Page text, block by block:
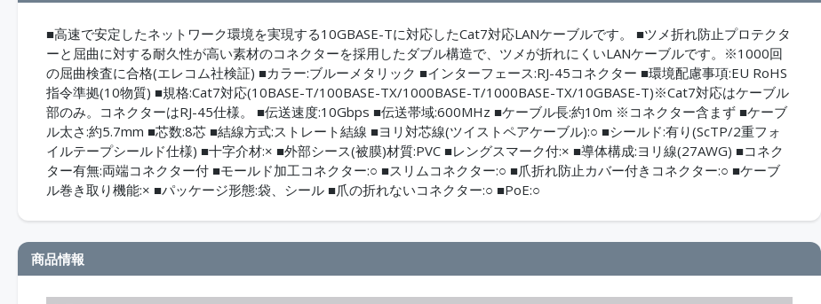
■高速で安定したネットワーク環境を実現する10GBASE-Tに対応したCat7対応LANケーブルです。 ■ツメ折れ防止プロテクタ
ーと屈曲に対する耐久性が高い素材のコネクターを採用したダブル構造で、ツメが折れにくいLANケーブルです。※1000回
の屈曲検査に合格(エレコム社検証) ■カラー:ブルーメタリック ■インターフェース:RJ-45コネクター ■環境配慮事項:EU RoHS
指令準拠(10物質) ■規格:Cat7対応(10BASE-T/100BASE-TX/1000BASE-T/1000BASE-TX/10GBASE-T)※Cat7対応はケーブル
部のみ。コネクターはRJ-45仕様。 ■伝送速度:10Gbps ■伝送帯域:600MHz ■ケーブル長:約10m ※コネクター含まず ■ケーブ
ル太さ:約5.7mm ■芯数:8芯 ■結線方式:ストレート結線 ■ヨリ対芯線(ツイストペアケーブル):○ ■シールド:有り(ScTP/2重フォ
イルテープシールド仕様) ■十字介材:× ■外部シース(被膜)材質:PVC ■レングスマーク付:× ■導体構成:ヨリ線(27AWG) ■コネク
ター有無:両端コネクター付 ■モールド加工コネクター:○ ■スリムコネクター:○ ■爪折れ防止カバー付きコネクター:○ ■ケーブ
ル巻き取り機能:× ■パッケージ形態:袋、シール ■爪の折れないコネクター:○ ■PoE:○
商品情報